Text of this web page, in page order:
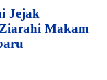
Jejak
Makam